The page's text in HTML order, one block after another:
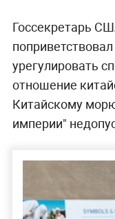
Госсекретарь
урегулировать
отношение
Китайскому
империи"